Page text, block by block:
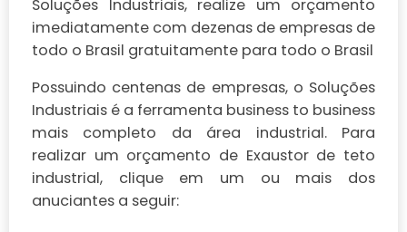
Soluções Industriais, realize um orçamento
imediatamente com dezenas de empresas de
todo o Brasil gratuitamente para todo o Brasil
Possuindo centenas de empresas, o Soluções
Industriais é a ferramenta business to business
mais completo da área industrial. Para
realizar um orçamento de Exaustor de teto
industrial, clique em um ou mais dos
anuciantes a seguir: